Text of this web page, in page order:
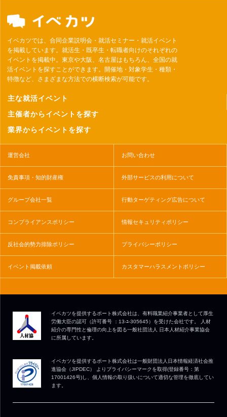
イベカツでは、合同企業説明会・就活セミナー・就活イベント
を掲載しています。就活生・既卒生・転職者向けのそれぞれの
イベントを掲載中。東京や大阪、名古屋はもちろん、全国の就
活イベントを探すことができます。開催地・対象学生・種類・
特徴など、さまざまな方法での横断検索が可能です。
主な就活イベント
主催者からイベントを探す
業界からイベントを探す
運営会社 お問い合わせ
免責事項・知的財産権 外部サービスの利用について
グループ会社一覧 行動ターゲティング広告について
コンプライアンスポリシー 情報セキュリティポリシー
反社会的勢力排除ポリシー プライバシーポリシー
イベント掲載依頼 カスタマーハラスメントポリシー